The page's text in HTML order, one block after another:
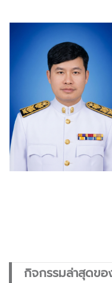
กิจกรรมล่าสุดขอ